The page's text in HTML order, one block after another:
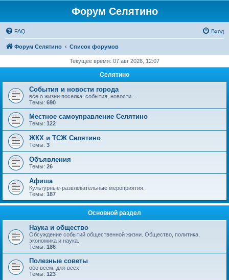
Форум Селятино
FAQ Вход
Форум Селятино Список форумов
Текущее время: 07 авг 2026, 12:07
Селятино
События и новости города
все о жизни поселка: события, новости...
Темы: 690
Местное самоуправление Селятино
Темы: 122
ЖКХ и ТСЖ Селятино
Темы: 3
Объявления
Темы: 26
Афиша
Культурные-развлекательные мероприятия.
Темы: 187
Основной раздел
Наука и общество
Обсуждение событий общественной жизни. Общество, политика,
экономика и наука.
Темы: 186
Полезные советы
обо всем, для всех
Темы: 123